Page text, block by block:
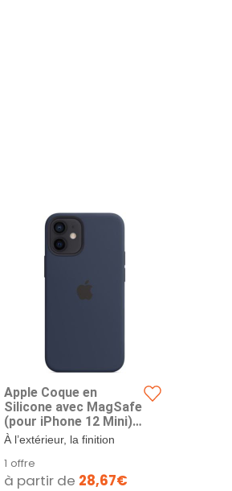
Apple Coque en
Silicone avec MagSafe
(pour iPhone 12 Mini) -
Marine Intense
À l’extérieur, la finition
silicone offre...
1 offre
à partir de 28,67€